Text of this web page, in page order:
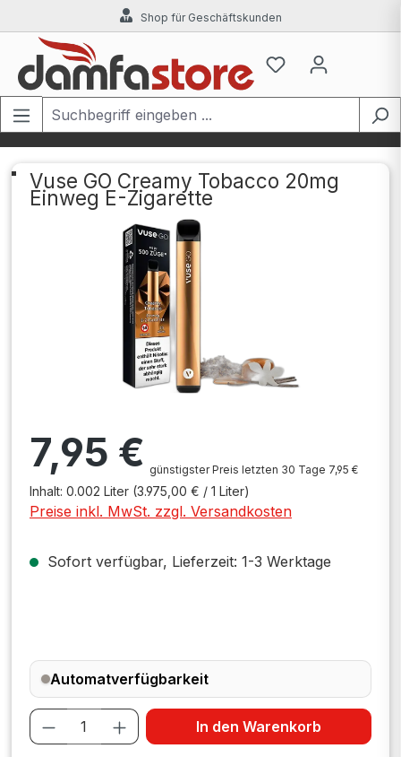
Zum Hauptinhalt springenShop für Geschäftskunden
Vuse GO Creamy Tobacco 20mg
Einweg E-Zigarette
Bildergalerie überspringen
7,95 € günstigster Preis letzten 30 Tage 7,95 €
Inhalt: 0.002 Liter (3.975,00 € / 1 Liter)
Preise inkl. MwSt. zzgl. Versandkosten
Sofort verfügbar, Lieferzeit: 1-3 Werktage
Automatverfügbarkeit
Produkt Anzahl: Gib den
In den Warenkorb